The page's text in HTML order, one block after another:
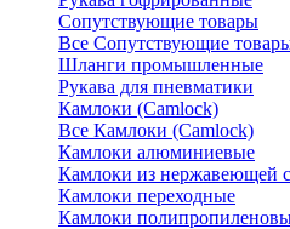
Сопутствующие товары
Все Сопутствующие
Шланги промышленные
Рукава для пневматики
Камлоки (Camlock)
Все Камлоки (Camlock)
Камлоки алюминиевые
Камлоки из нержавеющей
Камлоки переходные
Камлоки